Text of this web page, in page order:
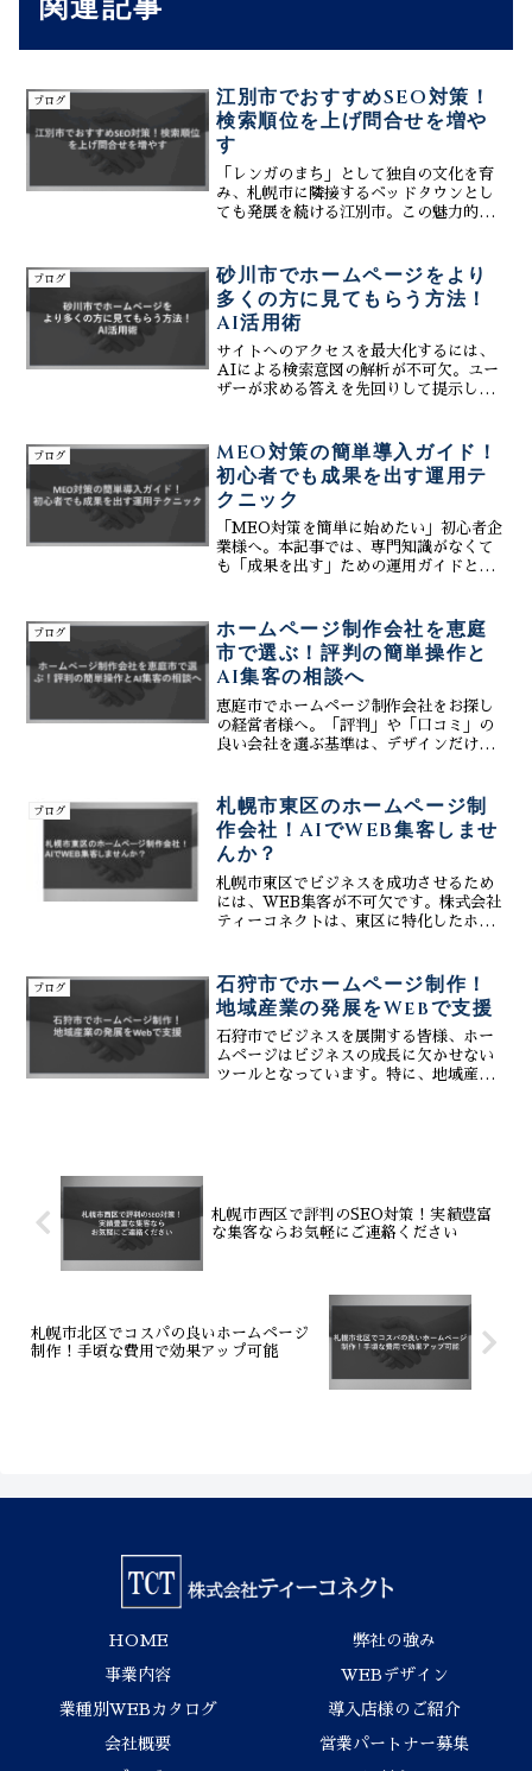
関連記事
ブログ
江別市でおすすめSEO対策！
検索順位を上げ問合せを増や
す
「レンガのまち」として独自の文化を育
み、札幌市に隣接するベッドタウンとし
ても発展を続ける江別市。この魅力的な
ネット検索で上位に表示されて、問合せ
や来店に繋げたい！」「江...
ブログ
砂川市でホームページをより
多くの方に見てもらう方法！
AI活用術
サイトへのアクセスを最大化するには、
AIによる検索意図の解析が不可欠。ユー
ザーが求める答えを先回りして提示し、
働く営業ツールへと進化させるための統
合戦略を詳しく公開します。
ブログ
MEO対策の簡単導入ガイド！
初心者でも成果を出す運用テ
クニック
「MEO対策を簡単に始めたい」初心者企
業様へ。本記事では、専門知識がなくて
も「成果を出す」ための運用ガイドと成
か、費用相場、AIツール活用によるブロ
グ記事作成効率化、G...
ブログ
ホームページ制作会社を恵庭
市で選ぶ！評判の簡単操作と
AI集客の相談へ
恵庭市でホームページ制作会社をお探し
の経営者様へ。「評判」や「口コミ」の
良い会社を選ぶ基準は、デザインだけで
先端の集客術が、人手不足の恵庭エリア
でビジネスを加速させます...
ブログ
札幌市東区のホームページ制
作会社！AIでWEB集客しませ
んか？
札幌市東区でビジネスを成功させるため
には、WEB集客が不可欠です。株式会社
ティーコネクトは、東区に特化したホー
援いたします。魅力的なホームページ制
作はもちろん、SE...
ブログ
石狩市でホームページ制作！
地域産業の発展をWebで支援
石狩市でビジネスを展開する皆様、ホー
ムページはビジネスの成長に欠かせない
ツールとなっています。特に、地域産業
札幌市西区で評判のSEO対策！実績豊富
な集客ならお気軽にご連絡ください
札幌市北区でコスパの良いホームページ
制作！手頃な費用で効果アップ可能
HOME 弊社の強み
事業内容 WEBデザイン
業種別WEBカタログ 導入店様のご紹介
会社概要 営業パートナー募集